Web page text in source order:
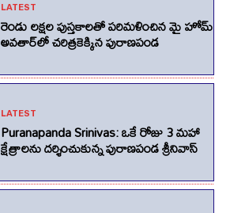
LATEST
రెండు లక్షల పుస్తకాలతో పరిమళించిన మై హోమ్
అవతార్‌లో చరిత్రకెక్కిన పురాణపండ
LATEST
Puranapanda Srinivas: ఒకే రోజు 3 మహా
క్షేత్రాలను దర్శించుకున్న పురాణపండ శ్రీనివాస్